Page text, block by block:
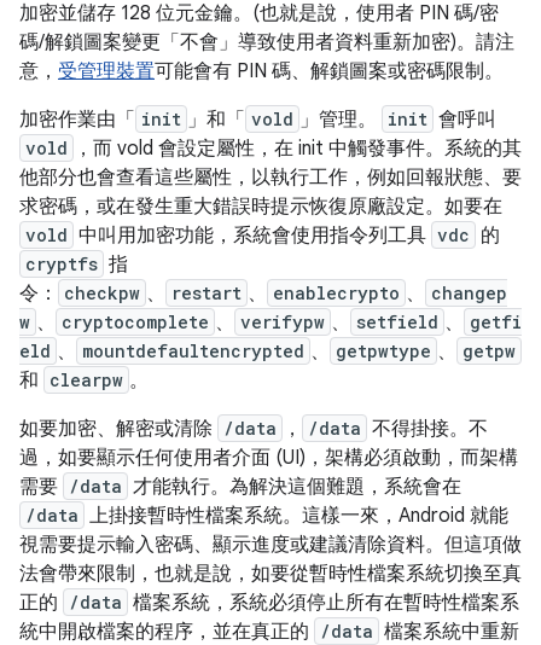
加密並儲存 128 位元金鑰。(也就是說，使用者 PIN 碼/密
碼/解鎖圖案變更「不會」導致使用者資料重新加密)。請注
意， 受管理裝置可能會有 PIN 碼、解鎖圖案或密碼限制。
加密作業由「
init 」和「 vold 」管理。 init 會呼叫
vold
，而 vold 會設定屬性，在 init 中觸發事件。系統的其
他部分也會查看這些屬性，以執行工作，例如回報狀態、要
求密碼，或在發生重大錯誤時提示恢復原廠設定。如要在
vold 中叫用加密功能，系統會使用指令列工具 vdc 的
cryptfs 指
令：
checkpw 、 restart 、 enablecrypto 、
changep
w 、 cryptocomplete 、 verifypw 、 setfield 、
getfi
eld 、 mountdefaultencrypted 、 getpwtype 、 getpw
和 clearpw 。
如要加密、解密或清除
/data ， /data 不得掛接。不
過，如要顯示任何使用者介面 (UI)，架構必須啟動，而架構
需要 /data 才能執行。為解決這個難題，系統會在
/data 上掛接暫時性檔案系統。這樣一來，Android 就能
視需要提示輸入密碼、顯示進度或建議清除資料。但這項做
法會帶來限制，也就是說，如要從暫時性檔案系統切換至真
正的
/data 檔案系統，系統必須停止所有在暫時性檔案系
統中開啟檔案的程序，並在真正的
/data 檔案系統中重新